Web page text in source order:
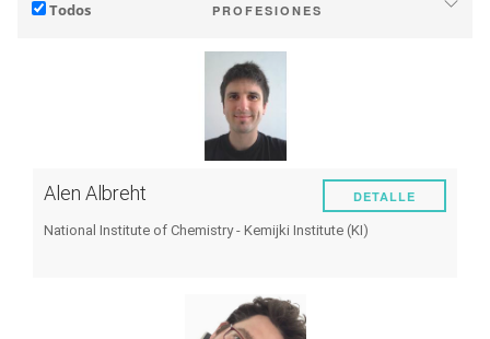
Todos PROFESIONES
Viticultor, enólogo
Enólogo
Proveedor de servicios, consultor
Alen Albreht
National Institute of Chemistry - Kemijki Institute (KI)
DETALLE